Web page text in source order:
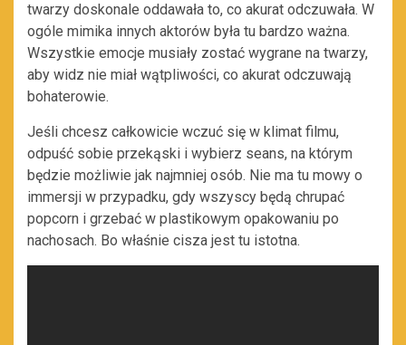
twarzy doskonale oddawała to, co akurat odczuwała. W
ogóle mimika innych aktorów była tu bardzo ważna.
Wszystkie emocje musiały zostać wygrane na twarzy,
aby widz nie miał wątpliwości, co akurat odczuwają
bohaterowie.
Jeśli chcesz całkowicie wczuć się w klimat filmu,
odpuść sobie przekąski i wybierz seans, na którym
będzie możliwie jak najmniej osób. Nie ma tu mowy o
immersji w przypadku, gdy wszyscy będą chrupać
popcorn i grzebać w plastikowym opakowaniu po
nachosach. Bo właśnie cisza jest tu istotna.